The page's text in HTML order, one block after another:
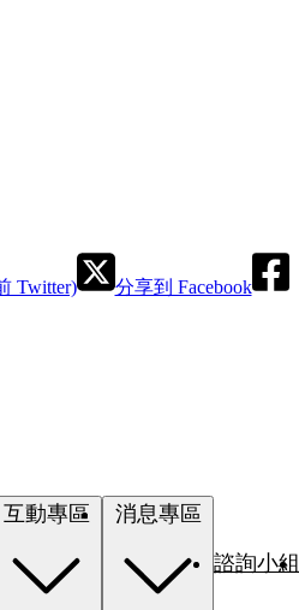
Twitter) 分享到 Facebook
諮詢小組